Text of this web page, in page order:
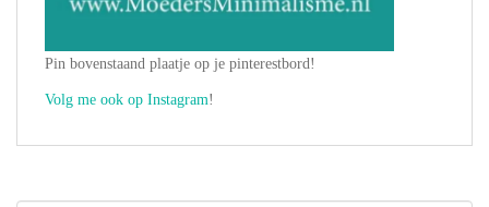
Pin bovenstaand plaatje op je pinterestbord!
Volg me ook op Instagram!